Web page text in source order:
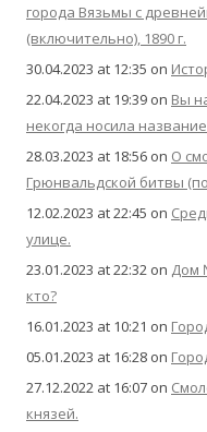
города Вязьмы с
(включительно), 1890 г.
30.04.2023 at 12:35 on
22.04.2023 at 19:39 on Вы
некогда носила
28.03.2023 at 18:56 on О
Грюнвальдской битвы
12.02.2023 at 22:45 on
улице.
23.01.2023 at 22:32 on Дом
кто?
16.01.2023 at 10:21 on
05.01.2023 at 16:28 on
27.12.2022 at 16:07 on
князей.